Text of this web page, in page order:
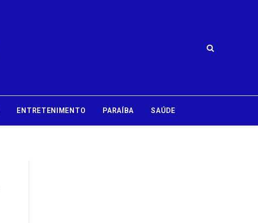
ENTRETENIMENTO PARAÍBA SAÚDE